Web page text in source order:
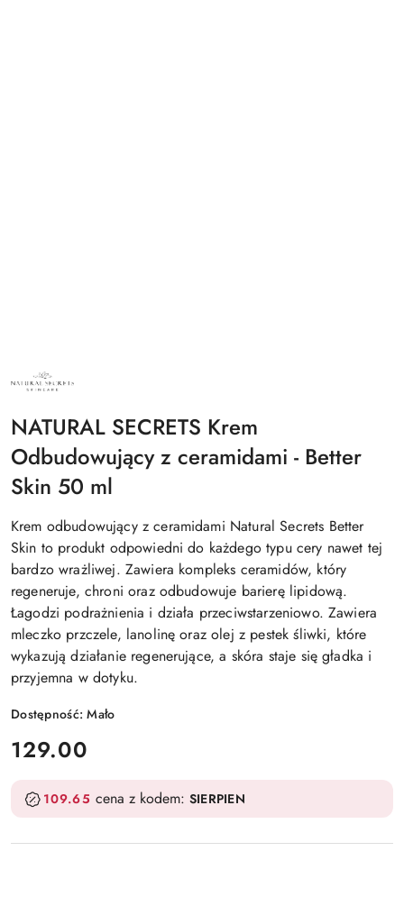
NATURAL
SECRETS
NATURAL SECRETS Krem
Odbudowujący z ceramidami - Better
Skin 50 ml
Krem odbudowujący z ceramidami Natural Secrets Better
Skin to produkt odpowiedni do każdego typu cery nawet tej
bardzo wrażliwej. Zawiera kompleks ceramidów, który
regeneruje, chroni oraz odbudowuje barierę lipidową.
Łagodzi podrażnienia i działa przeciwstarzeniowo. Zawiera
mleczko przczele, lanolinę oraz olej z pestek śliwki, które
wykazują działanie regenerujące, a skóra staje się gładka i
przyjemna w dotyku.
Dostępność:Mało
cena:
129.00
109.65 cena z kodem: SIERPIEN